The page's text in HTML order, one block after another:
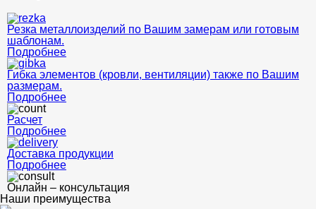
Резка металлоизделий по Вашим замерам или готовым
шаблонам.
Подробнее
Гибка элементов (кровли, вентиляции) также по Вашим
размерам.
Подробнее
Расчет
Подробнее
Доставка продукции
Подробнее
Онлайн – консультация
Наши преимущества